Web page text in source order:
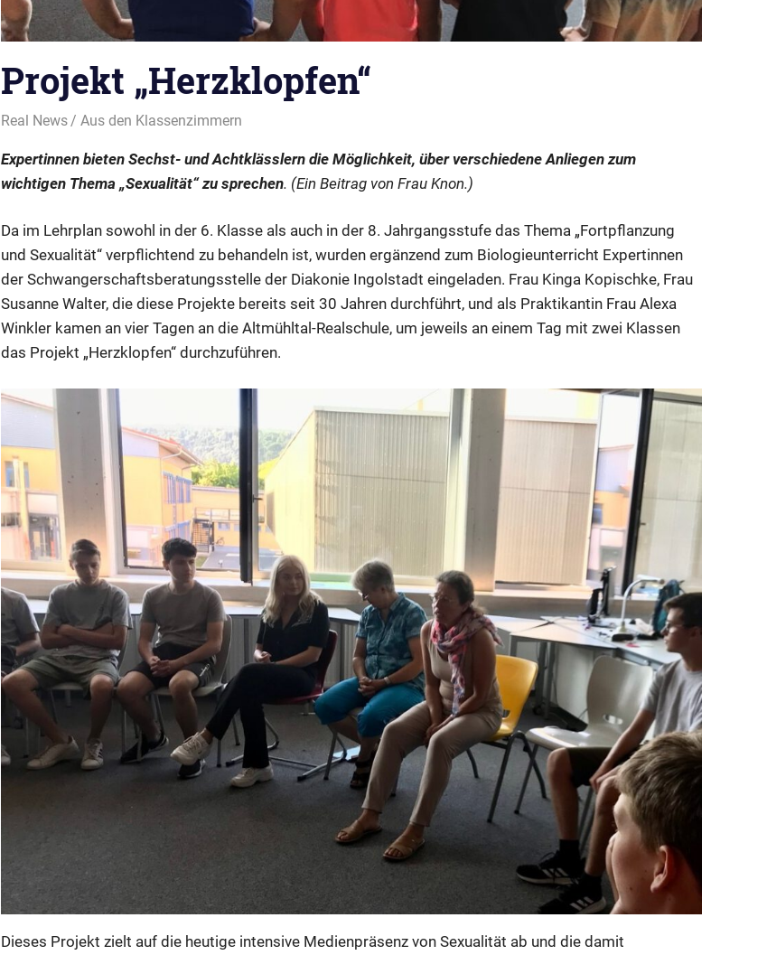
Projekt „Herzklopfen“
26. Juli 2022
Real News Aus den Klassenzimmern
Expertinnen bieten Sechst- und Achtklässlern die Möglichkeit, über verschiedene Anliegen zum
wichtigen Thema „Sexualität“ zu sprechen. (Ein Beitrag von Frau Knon.)
Da im Lehrplan sowohl in der 6. Klasse als auch in der 8. Jahrgangsstufe das Thema „Fortpflanzung
und Sexualität“ verpflichtend zu behandeln ist, wurden ergänzend zum Biologieunterricht Expertinnen
der Schwangerschaftsberatungsstelle der Diakonie Ingolstadt eingeladen. Frau Kinga Kopischke, Frau
Susanne Walter, die diese Projekte bereits seit 30 Jahren durchführt, und als Praktikantin Frau Alexa
Winkler kamen an vier Tagen an die Altmühltal-Realschule, um jeweils an einem Tag mit zwei Klassen
das Projekt „Herzklopfen“ durchzuführen.
Dieses Projekt zielt auf die heutige intensive Medienpräsenz von Sexualität ab und die damit